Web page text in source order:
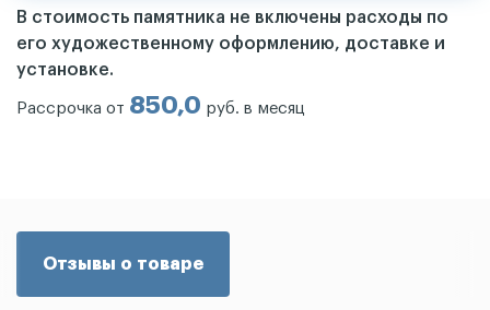
В стоимость памятника не включены расходы по
его художественному оформлению, доставке и
установке.
Рассрочка от 850,0 руб. в месяц
Отзывы о товаре